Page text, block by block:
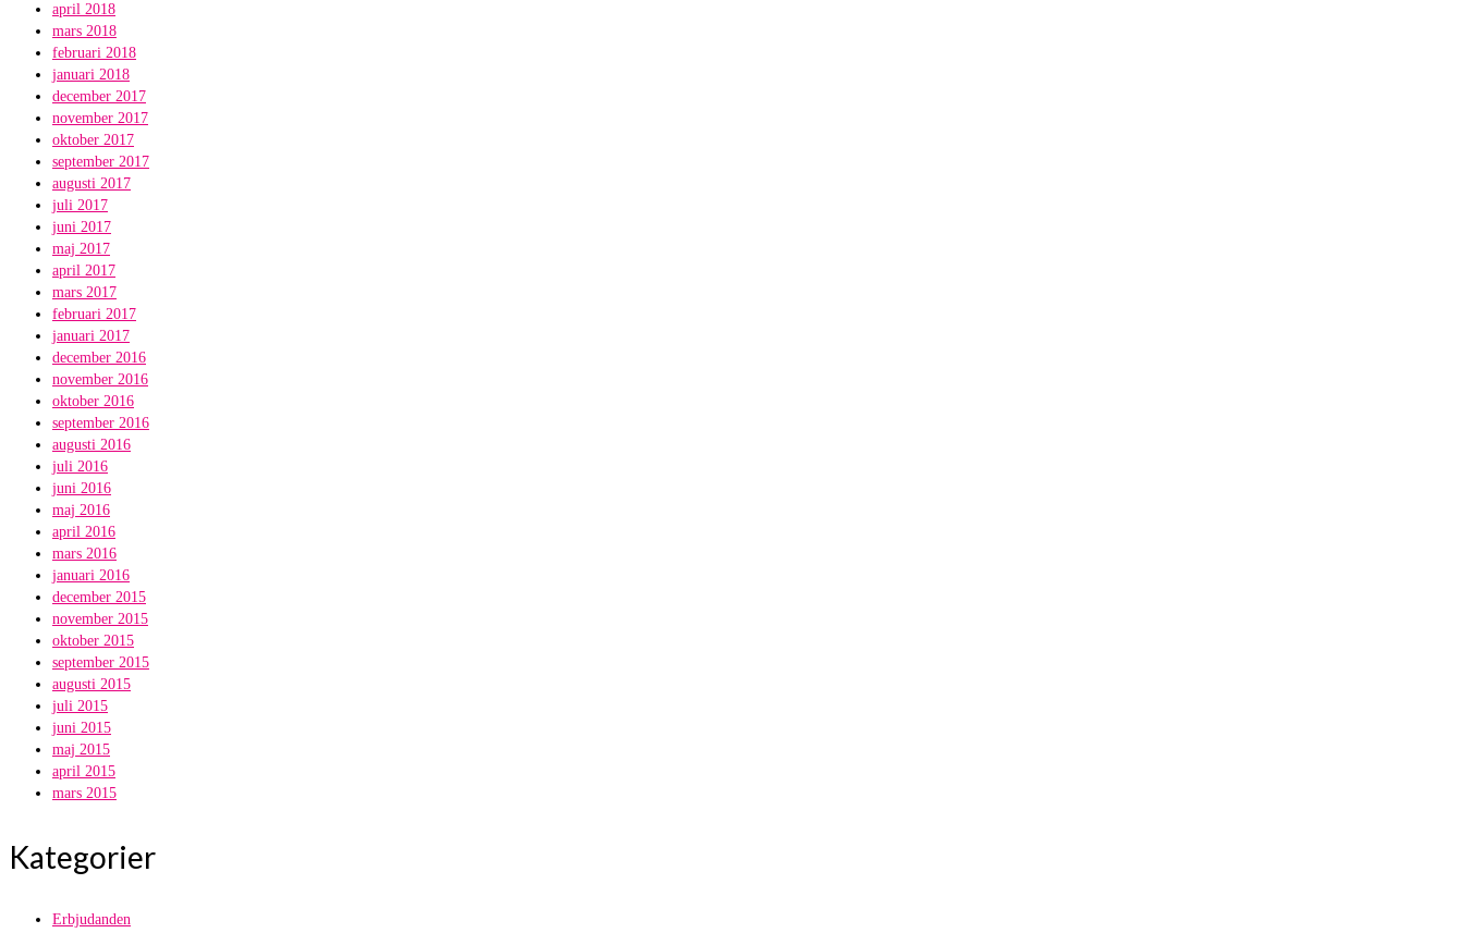
april 2018
mars 2018
februari 2018
januari 2018
december 2017
november 2017
oktober 2017
september 2017
augusti 2017
juli 2017
juni 2017
maj 2017
april 2017
mars 2017
februari 2017
januari 2017
december 2016
november 2016
oktober 2016
september 2016
augusti 2016
juli 2016
juni 2016
maj 2016
april 2016
mars 2016
januari 2016
december 2015
november 2015
oktober 2015
september 2015
augusti 2015
juli 2015
juni 2015
maj 2015
april 2015
mars 2015
Kategorier
Erbjudanden